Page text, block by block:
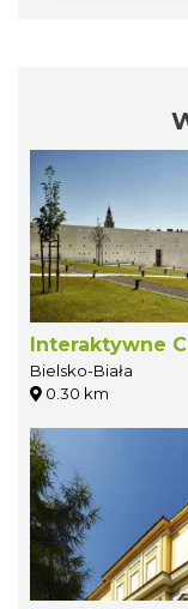
Interaktywne
Bielsko-Biała
0.30 km